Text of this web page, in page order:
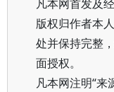
凡本网首发及
版权归作者本
处并保持完整
面授权。
凡本网注明“来